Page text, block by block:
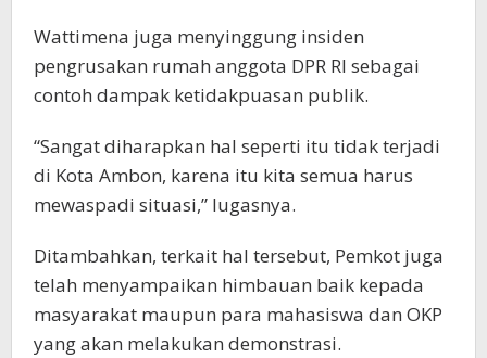
Wattimena juga menyinggung insiden
pengrusakan rumah anggota DPR RI sebagai
contoh dampak ketidakpuasan publik.
“Sangat diharapkan hal seperti itu tidak terjadi
di Kota Ambon, karena itu kita semua harus
mewaspadi situasi,” lugasnya.
Ditambahkan, terkait hal tersebut, Pemkot juga
telah menyampaikan himbauan baik kepada
masyarakat maupun para mahasiswa dan OKP
yang akan melakukan demonstrasi.